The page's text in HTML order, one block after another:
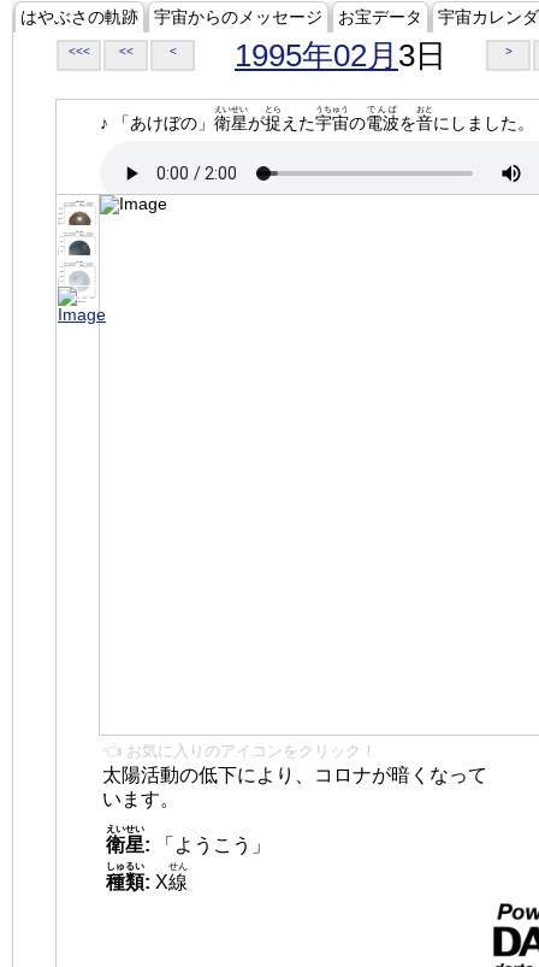
はやぶさの軌跡 宇宙からのメッセージ お宝データ 宇宙カレン
<<< << < 1995年02月 3日 >
♪ 「あけぼの」 衛星
えいせい
が捉
とら
えた宇宙
うちゅう
の電波
でんぱ
を音
おと
にしました。
👈 お気に入りのアイコンをクリック！
太陽活動の低下により、コロナが暗くなって
います。
衛星
えいせい
:
「ようこう」
種類
しゅるい
: X線
せん